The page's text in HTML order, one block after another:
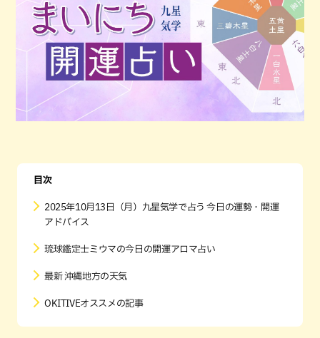
目次
2025年10月13日（月）九星気学で占う 今日の運勢・開運
アドバイス
琉球鑑定士ミウマの今日の開運アロマ占い
最新 沖縄地方の天気
OKITIVEオススメの記事